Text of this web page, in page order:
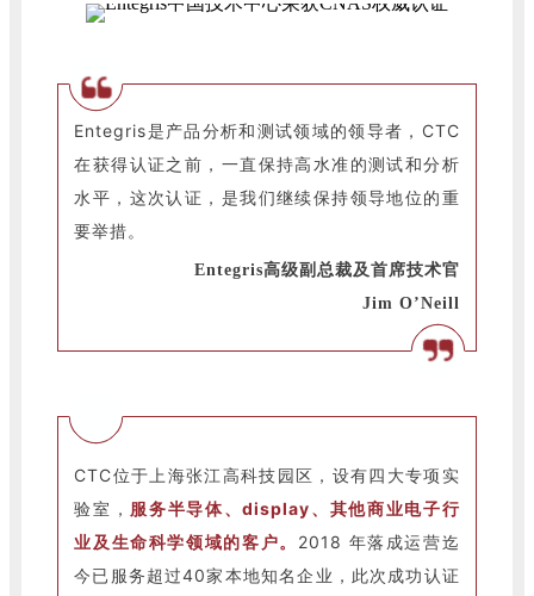
Entegris是产品分析和测试领域的领导者，CTC
在获得认证之前，一直保持高水准的测试和分析
水平，这次认证，是我们继续保持领导地位的重
要举措。
Entegris高级副总裁及首席技术官
Jim O’Neill
CTC位于上海张江高科技园区，设有四大专项实
验室， 服务半导体、display、其他商业电子行
业及生命科学领域的客户。 2018 年落成运营迄
今已服务超过40家本地知名企业，此次成功认证